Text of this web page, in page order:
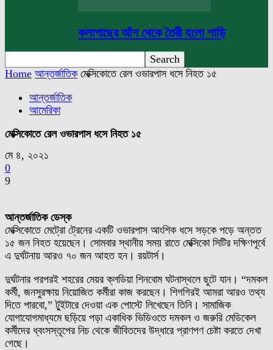
কলাগাছের আঁশ থেকে তৈরী হলো শাড়ি
Home আন্তর্জাতিক মেক্সিকোতে রেল ওভারপাস ধসে নিহত ১৫
আন্তর্জাতিক
আমেরিকা
মেক্সিকোতে রেল ওভারপাস ধসে নিহত ১৫
মে ৪, ২০২১
0
9
আন্তর্জাতিক ডেস্ক
মেক্সিকোতে মেট্রো ট্রেনের একটি ওভারপাস আংশিক ধসে সড়কে পড়ে অন্তত
১৫ জন নিহত হয়েছেন। সোমবার স্থানীয় সময় রাতে মেক্সিকো সিটির দক্ষিণপূর্বে
এ দুর্ঘটনায় আরও ৭০ জন আহত হন। রয়টার্স।
দুর্ঘটনার পরপরই শহরের মেয়র ক্লডিয়া শিনবোম ঘটনাস্থলে ছুটে যান। “দমকল
কর্মী, জনসুরক্ষায় নিয়োজিত কর্মীরা কাজ করছেন। শিগগিরই আমরা আরও তথ্য
দিতে পারবো,” টু্ইটারে দেওয়া এক পোস্টে লিখেছেন তিনি। সামাজিক
যোগাযোগমাধ্যমে ছড়িয়ে পড়া একাধিক ভিডিওতে দমকল ও জরুরি মেডিকেল
কর্মীদের ধ্বংসস্তূপের নিচ থেকে জীবিতদের উদ্ধারে প্রাণপণ চেষ্টা করতে দেখা
গেছে।